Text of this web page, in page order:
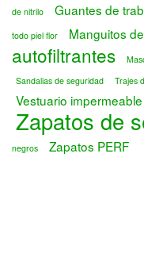
de nitrilo
Guantes de
todo piel flor
Manguitos
autofiltrantes
Sandalias de seguridad Trajes
Vestuario impermeable
Zapatos de
negros
Zapatos PERF